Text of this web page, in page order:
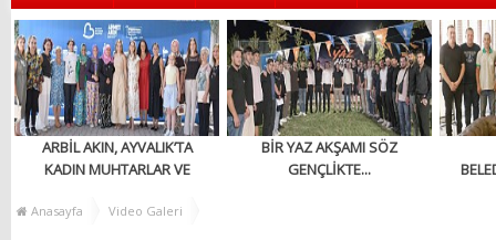
ARBİL AKIN, AYVALIK’TA
KADIN MUHTARLAR VE
BULUŞTU
BİR YAZ AKŞAMI SÖZ
GENÇLİKTE...
Anasayfa Video Galeri